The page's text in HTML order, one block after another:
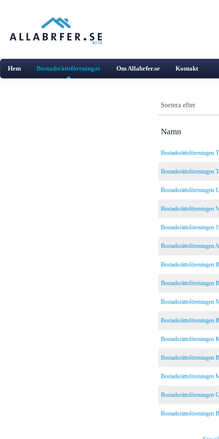
Hem Bostadsrättsföreningar Om Allabrfer.se Kontakt
Sortera efter
Namn
Bostadsrättsföreningen
Bostadsrättsföreningen
Bostadsrättsföreningen
Bostadsrättsföreningen
Bostadsrättsföreningen
Bostadsrättsföreningen
Bostadsrättsföreningen
Bostadsrättsföreningen
Bostadsrättsföreningen
Bostadsrättsföreningen
Bostadsrättsföreningen
Bostadsrättsföreningen
Bostadsrättsföreningen
Bostadsrättsföreningen
Bostadsrättsföreningen